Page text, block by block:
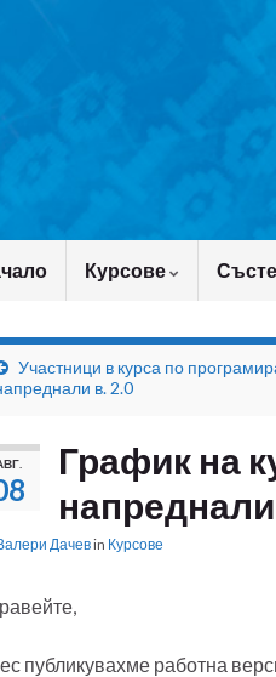
Курсове
Участници в курса по
в. 2.0
График на
Дачевin Курсове
публикувахме работна